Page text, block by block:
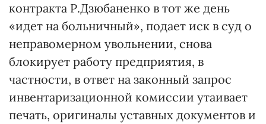
контракта Р.Дзюбаненко в тот же день
«идет на больничный», подает иск в суд о
неправомерном увольнении, снова
блокирует работу предприятия, в
частности, в ответ на законный запрос
инвентаризационной комиссии утаивает
печать, оригиналы уставных документов и